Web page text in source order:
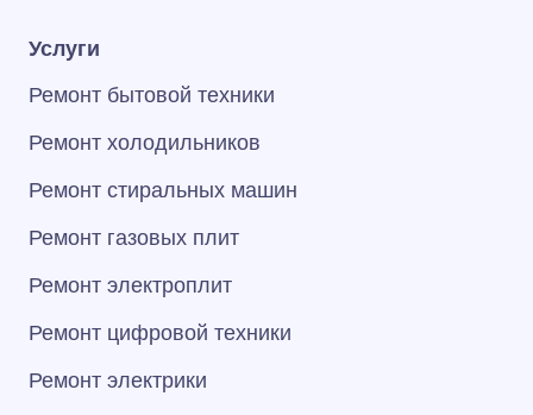
Услуги
Ремонт бытовой техники
Ремонт холодильников
Ремонт стиральных машин
Ремонт газовых плит
Ремонт электроплит
Ремонт цифровой техники
Ремонт электрики